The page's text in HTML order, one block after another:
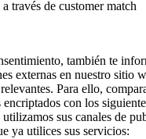
través de customer match
también te
externas en nuestro sitio
Para ello,
encriptados con los
sus canales de
ya utilices sus servicios: